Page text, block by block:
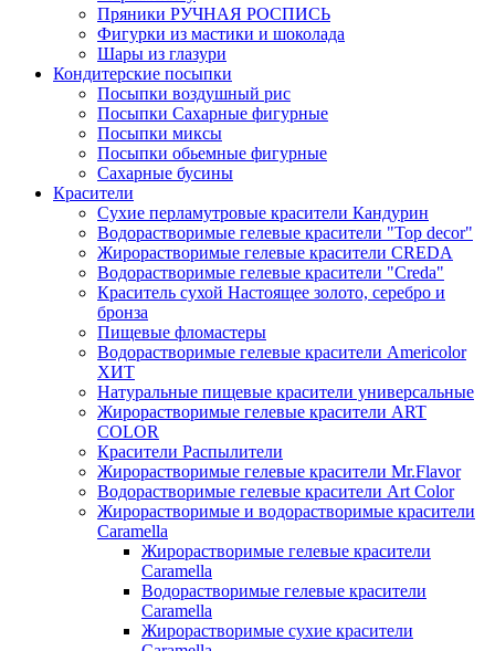
Пряники РУЧНАЯ РОСПИСЬ
Фигурки из мастики и шоколада
Шары из глазури
Кондитерские посыпки
Посыпки воздушный рис
Посыпки Сахарные фигурные
Посыпки миксы
Посыпки обьемные фигурные
Сахарные бусины
Красители
Сухие перламутровые красители Кандурин
Водорастворимые гелевые красители "Top decor"
Жирорастворимые гелевые красители CREDA
Водорастворимые гелевые красители "Creda"
Краситель сухой Настоящее золото, серебро и
бронза
Пищевые фломастеры
Водорастворимые гелевые красители Americolor
ХИТ
Натуральные пищевые красители универсальные
Жирорастворимые гелевые красители ART
COLOR
Красители Распылители
Жирорастворимые гелевые красители Mr.Flavor
Водорастворимые гелевые красители Art Color
Жирорастворимые и водорастворимые красители
Caramella
Жирорастворимые гелевые красители
Caramella
Водорастворимые гелевые красители
Caramella
Жирорастворимые сухие красители